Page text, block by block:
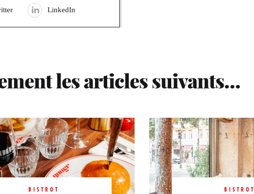
LinkedIn
les articles suivants…
BISTROT BISTROT